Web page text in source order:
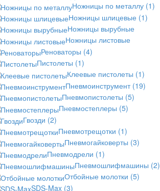
Ножницы по металлу (1)
Ножницы шлицевые (1)
Ножницы вырубные
Ножницы листовые
Реноваторы (4)
Пистолеты (1)
Клеевые пистолеты (1)
Пневмоинструмент (19)
Пневмопистолеты (5)
Пневмостеплеры (5)
Гвозди (2)
Пневмотрещотки (1)
Пневмогайковерты (3)
Пневмодрели (1)
Пневмошлифмашины (2)
Отбойные молотки (5)
SDS-Max (3)